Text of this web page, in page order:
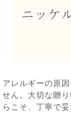
アレルギーの原
せん。大切な贈
らこそ、丁寧で